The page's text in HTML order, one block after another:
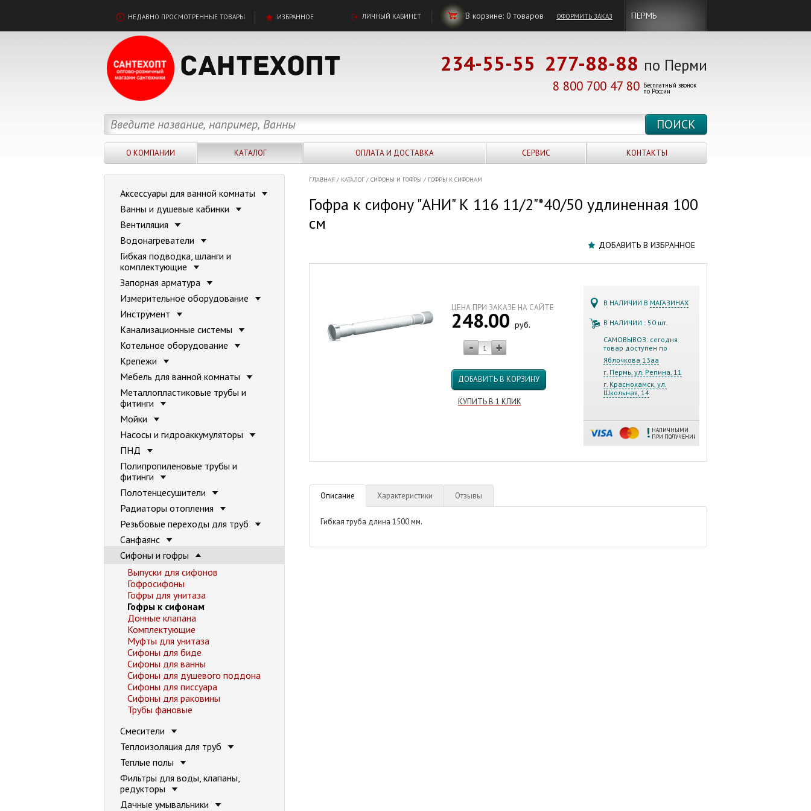
НЕДАВНО ПРОСМОТРЕННЫЕ ТОВАРЫ ИЗБРАННОЕ ЛИЧНЫЙ КАБИНЕТ В корзине: 0товаров ОФОРМИТЬ ЗАКАЗ ПЕРМЬ
234-55-55 277-88-88 по Перми
8 800 700 47 80 Бесплатный звонок
по России
О КОМПАНИИ КАТАЛОГ ОПЛАТА И ДОСТАВКА СЕРВИС КОНТАКТЫ
ГЛАВНАЯ / КАТАЛОГ / СИФОНЫ И ГОФРЫ / ГОФРЫ К СИФОНАМ
Гофра к сифону "АНИ" К 116 11/2"*40/50 удлиненная 100
см
ДОБАВИТЬ В ИЗБРАННОЕ
В НАЛИЧИИ В МАГАЗИНАХ
В НАЛИЧИИ : 50 шт.
САМОВЫВОЗ: сегодня
товар доступен по
Яблочкова 13аа
г. Пермь, ул. Репина, 11
г. Краснокамск, ул.
Школьная, 14
НАЛИЧНЫМИ
ПРИ ПОЛУЧЕНИИ
ЦЕНА ПРИ ЗАКАЗЕ НА САЙТЕ
248.00 руб.
ДОБАВИТЬ В КОРЗИНУ
КУПИТЬ В 1 КЛИК
Описание Характеристики Отзывы
Гибкая труба длина 1500 мм.
Аксессуары для ванной комнаты
Ванны и душевые кабинки
Вентиляция
Водонагреватели
Гибкая подводка, шланги и
комплектующие
Запорная арматура
Измерительное оборудование
Инструмент
Канализационные системы
Котельное оборудование
Крепежи
Мебель для ванной комнаты
Металлопластиковые трубы и
фитинги
Мойки
Насосы и гидроаккумуляторы
ПНД
Полипропиленовые трубы и
фитинги
Полотенцесушители
Радиаторы отопления
Резьбовые переходы для труб
Санфаянс
Сифоны и гофры
Выпуски для сифонов
Гофросифоны
Гофры для унитаза
Гофры к сифонам
Донные клапана
Комплектующие
Муфты для унитаза
Сифоны для биде
Сифоны для ванны
Сифоны для душевого поддона
Сифоны для писсуара
Сифоны для раковины
Трубы фановые
Смесители
Теплоизоляция для труб
Теплые полы
Фильтры для воды, клапаны,
редукторы
Дачные умывальники